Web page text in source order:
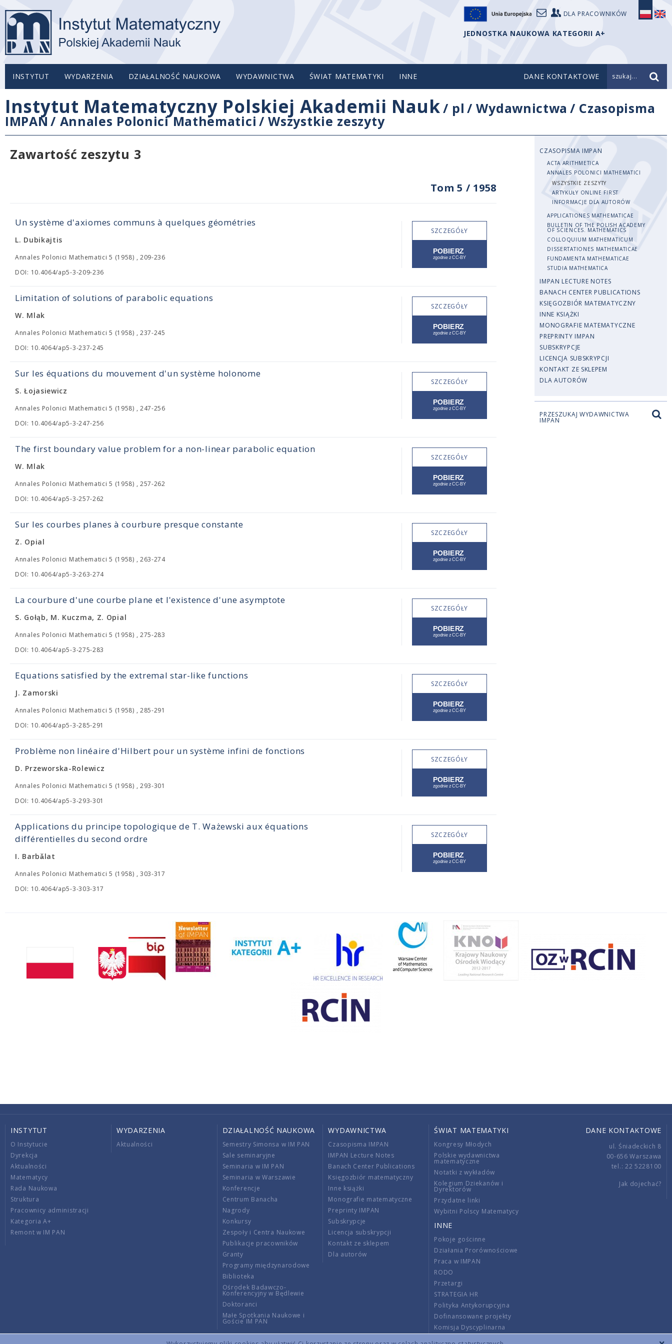
DLA PRACOWNIKÓW
JEDNOSTKA NAUKOWA KATEGORII A+
INSTYTUT WYDARZENIA DZIAŁALNOŚĆ NAUKOWA WYDAWNICTWA ŚWIAT MATEMATYKI INNE DANE KONTAKTOWE szukaj...
Instytut Matematyczny Polskiej Akademii Nauk/ pl /Wydawnictwa / Czasopisma
IMPAN / Annales Polonici Mathematici /Wszystkie zeszyty
Zawartość zeszytu 3
Tom 5 / 1958
Un système d'axiomes communs à quelques géométries
L. Dubikajtis
Annales Polonici Mathematici 5 (1958) , 209-236
DOI: 10.4064/ap5-3-209-236
SZCZEGÓŁY
Limitation of solutions of parabolic equations
W. Mlak
Annales Polonici Mathematici 5 (1958) , 237-245
DOI: 10.4064/ap5-3-237-245
SZCZEGÓŁY
Sur les équations du mouvement d'un système holonome
S. Łojasiewicz
Annales Polonici Mathematici 5 (1958) , 247-256
DOI: 10.4064/ap5-3-247-256
SZCZEGÓŁY
The first boundary value problem for a non-linear parabolic equation
W. Mlak
Annales Polonici Mathematici 5 (1958) , 257-262
DOI: 10.4064/ap5-3-257-262
SZCZEGÓŁY
Sur les courbes planes à courbure presque constante
Z. Opial
Annales Polonici Mathematici 5 (1958) , 263-274
DOI: 10.4064/ap5-3-263-274
SZCZEGÓŁY
La courbure d'une courbe plane et l'existence d'une asymptote
S. Gołąb, M. Kuczma, Z. Opial
Annales Polonici Mathematici 5 (1958) , 275-283
DOI: 10.4064/ap5-3-275-283
SZCZEGÓŁY
Equations satisfied by the extremal star-like functions
J. Zamorski
Annales Polonici Mathematici 5 (1958) , 285-291
DOI: 10.4064/ap5-3-285-291
SZCZEGÓŁY
Problème non linéaire d'Hilbert pour un système infini de fonctions
D. Przeworska-Rolewicz
Annales Polonici Mathematici 5 (1958) , 293-301
DOI: 10.4064/ap5-3-293-301
SZCZEGÓŁY
Applications du principe topologique de T. Ważewski aux équations
différentielles du second ordre
I. Barbǎlat
Annales Polonici Mathematici 5 (1958) , 303-317
DOI: 10.4064/ap5-3-303-317
SZCZEGÓŁY
CZASOPISMA IMPAN
ACTA ARITHMETICA
ANNALES POLONICI MATHEMATICI
WSZYSTKIE ZESZYTY
ARTYKUŁY ONLINE FIRST
INFORMACJE DLA AUTORÓW
APPLICATIONES MATHEMATICAE
BULLETIN OF THE POLISH ACADEMY
OF SCIENCES. MATHEMATICS
COLLOQUIUM MATHEMATICUM
DISSERTATIONES MATHEMATICAE
FUNDAMENTA MATHEMATICAE
STUDIA MATHEMATICA
IMPAN LECTURE NOTES
BANACH CENTER PUBLICATIONS
KSIĘGOZBIÓR MATEMATYCZNY
INNE KSIĄŻKI
MONOGRAFIE MATEMATYCZNE
PREPRINTY IMPAN
SUBSKRYPCJE
LICENCJA SUBSKRYPCJI
KONTAKT ZE SKLEPEM
DLA AUTORÓW
PRZESZUKAJ WYDAWNICTWA
IMPAN
INSTYTUT
O Instytucie
Dyrekcja
Aktualności
Matematycy
Rada Naukowa
Struktura
Pracownicy administracji
Kategoria A+
Remont w IM PAN
WYDARZENIA
Aktualności
DZIAŁALNOŚĆ NAUKOWA
Semestry Simonsa w IM PAN
Sale seminaryjne
Seminaria w IM PAN
Seminaria w Warszawie
Konferencje
Centrum Banacha
Nagrody
Konkursy
Zespoły i Centra Naukowe
Publikacje pracowników
Granty
Programy międzynarodowe
Biblioteka
Ośrodek Badawczo-
Konferencyjny w Będlewie
Doktoranci
Małe Spotkania Naukowe i
Goście IM PAN
WYDAWNICTWA
Czasopisma IMPAN
IMPAN Lecture Notes
Banach Center Publications
Księgozbiór matematyczny
Inne książki
Monografie matematyczne
Preprinty IMPAN
Subskrypcje
Licencja subskrypcji
Kontakt ze sklepem
Dla autorów
ŚWIAT MATEMATYKI
Kongresy Młodych
Polskie wydawnictwa
matematyczne
Notatki z wykładów
Kolegium Dziekanów i
Dyrektorów
Przydatne linki
Wybitni Polscy Matematycy
INNE
Pokoje gościnne
Działania Prorównościowe
Praca w IMPAN
RODO
Przetargi
STRATEGIA HR
Polityka Antykorupcyjna
Dofinansowane projekty
Komisja Dyscyplinarna
DANE KONTAKTOWE
ul. Śniadeckich 8
00-656 Warszawa
tel.: 22 5228100
Jak dojechać?